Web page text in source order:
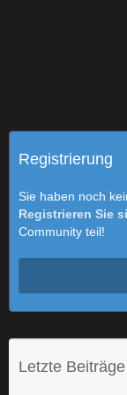
Registrierung
Sie haben noch
Registrieren Sie
Community teil!
Letzte Beiträge